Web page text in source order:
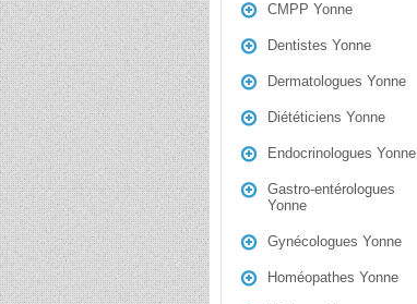
CMPP Yonne
Dentistes Yonne
Dermatologues Yonne
Diététiciens Yonne
Endocrinologues Yonne
Gastro-entérologues
Yonne
Gynécologues Yonne
Homéopathes Yonne